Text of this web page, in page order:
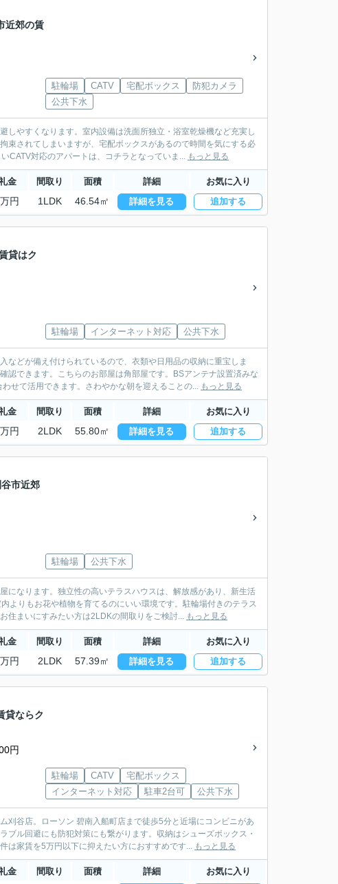
郊の賃
駐輪場 CATV 宅配ボックス
防犯カメラ
公共下水
しやすくなります。室内設備は洗面所独立・浴室乾燥機など充実し
束されてしまいますが、宅配ボックスがあるので時間を気にする必
CATV対応のアパートは、コチラとなっていま... もっと見る
金 間取り 面積 詳細 お気に入り
円 1LDK 46.54㎡ 詳細を見る 追加する
貸はク
駐輪場 インターネット対応 公共下水
どが備え付けられているので、衣類や日用品の収納に重宝しま
認できます。こちらのお部屋は角部屋です。BSアンテナ設置済みな
せて活用できます。さわやかな朝を迎えることの... もっと見る
金 間取り 面積 詳細 お気に入り
円 2LDK 55.80㎡ 詳細を見る 追加する
市近郊
駐輪場 公共下水
になります。独立性の高いテラスハウスは、解放感があり、新生活
よりもお花や植物を育てるのにいい環境です。駐輪場付きのテラス
住まいにすみたい方は2LDKの間取りをご検討... もっと見る
金 間取り 面積 詳細 お気に入り
円 2LDK 57.39㎡ 詳細を見る 追加する
ならク
円
駐輪場 CATV
宅配ボックス
インターネット対応
駐車2台可 公共下水
谷店。ローソン 碧南入船町店まで徒歩5分と近場にコンビニがあ
ル回避にも防犯対策にも繋がります。収納はシューズボックス・
は家賃を5万円以下に抑えたい方におすすめです... もっと見る
金 間取り 面積 詳細 お気に入り